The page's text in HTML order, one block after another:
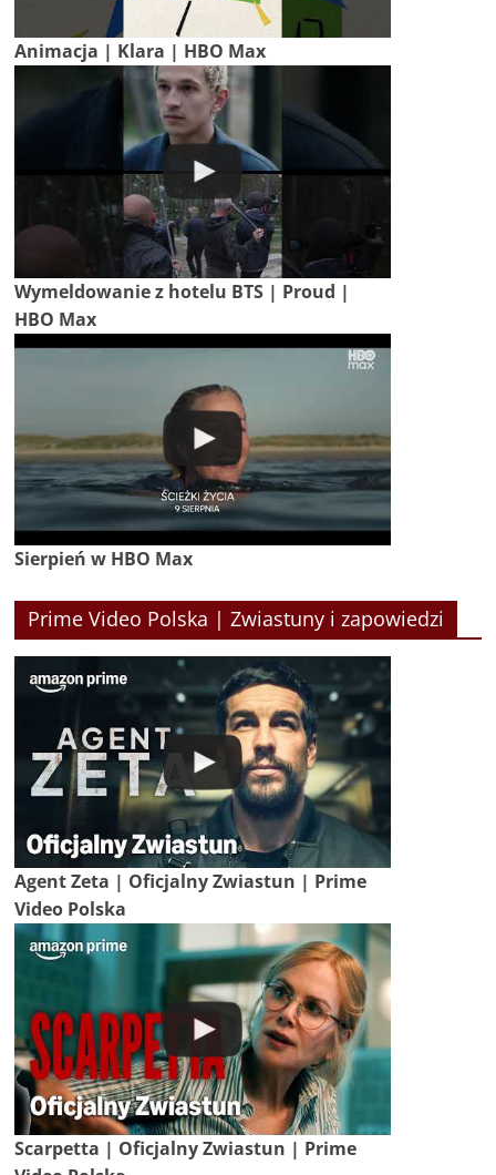
Animacja | Klara | HBO Max
Wymeldowanie z hotelu BTS | Proud |
HBO Max
Sierpień w HBO Max
Prime Video Polska | Zwiastuny i zapowiedzi
Agent Zeta | Oficjalny Zwiastun | Prime
Video Polska
Scarpetta | Oficjalny Zwiastun | Prime